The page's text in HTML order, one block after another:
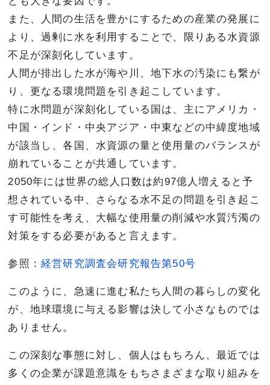
また、人間の生活を豊かにするための産業の発展に
より、過剰に水を利用することで、限りある水資源
不足が深刻化しています。
人間が排出した水が海や川、地下水の汚染にも繋が
り、更なる環境問題を引き起こしています。
特に水問題が深刻化している国は、主にアメリカ・
中国・インド・中央アジア・中東などの中緯度地域
が該当し、各国、水資源の量と使用量のバランスが
崩れていることが共通しています。
2050年には世界の総人口数は約97億人増えると予
想されている中、さらなる水不足の問題を引き起こ
す可能性を考え、大幅な使用量の削減や水質汚濁の
対策をする必要があると言えます。
参照：経営研究調査会研究報告第50号
このように、急速に進む私たち人間の暮らしの変化
が、地球環境に与える影響は決して小さなものでは
ありません。
この深刻な事態に対し、個人はもちろん、最近では
多くの企業が課題意識をもちさまざまな取り組みを